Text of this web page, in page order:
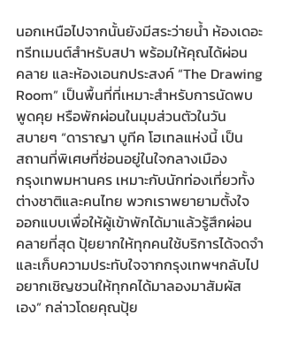
นอกเหนือไปจากนั้นยังมีสระว่ายน้ำ ห้องเดอะ
ทรีทเมนต์สำหรับสปา พร้อมให้คุณได้ผ่อน
คลาย และห้องเอนกประสงค์ “The Drawing
Room” เป็นพื้นที่ที่เหมาะสำหรับการนัดพบ
พูดคุย หรือพักผ่อนในมุมส่วนตัวในวัน
สบายๆ “ดาราญา บูทีค โฮเทลแห่งนี้ เป็น
สถานที่พิเศษที่ซ่อนอยู่ในใจกลางเมือง
กรุงเทพมหานคร เหมาะกับนักท่องเที่ยวทั้ง
ต่างชาติและคนไทย พวกเราพยายามตั้งใจ
ออกแบบเพื่อให้ผู้เข้าพักได้มาแล้วรู้สึกผ่อน
คลายที่สุด ปุ้ยยากให้ทุกคนใช้บริการได้จดจำ
และเก็บความประทับใจจากกรุงเทพฯกลับไป
อยากเชิญชวนให้ทุกคได้มาลองมาสัมผัส
เอง” กล่าวโดยคุณปุ้ย